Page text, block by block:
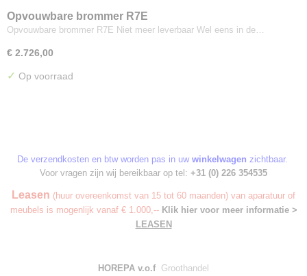
Opvouwbare brommer R7E
Opvouwbare brommer R7E Niet meer leverbaar Wel eens in de…
€ 2.726,00
✓ Op voorraad
De verzendkosten en btw worden pas in uw winkelwagen zichtbaar.
Voor vragen zijn wij bereikbaar op tel: +31 (0) 226 354535
Leasen (huur overeenkomst van 15 tot 60 maanden) van aparatuur of
meubels is mogenlijk vanaf € 1.000,-- Klik hier voor meer informatie >
LEASEN
HOREPA v.o.f Groothandel